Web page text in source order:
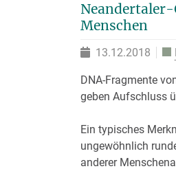
Neandertaler-
Menschen
13.12.2018
DNA-Fragmente
geben Aufschluss
Ein typisches
ungewöhnlich
anderer